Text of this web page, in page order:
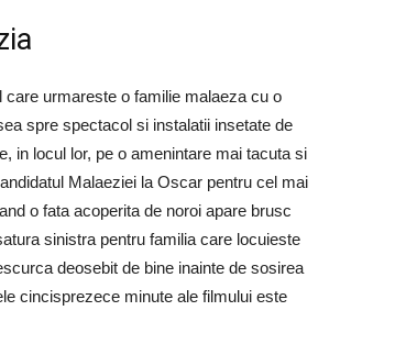
urmareste o familie malaeza cu o
spre spectacol si instalatii insetate de
in locul lor, pe o amenintare mai tacuta si
Malaeziei la Oscar pentru cel mai
o fata acoperita de noroi apare brusc
sinistra pentru familia care locuieste
deosebit de bine inainte de sosirea
cincisprezece minute ale filmului este